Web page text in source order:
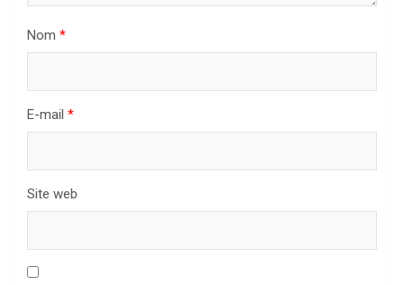
Nom *
E-mail *
Site web